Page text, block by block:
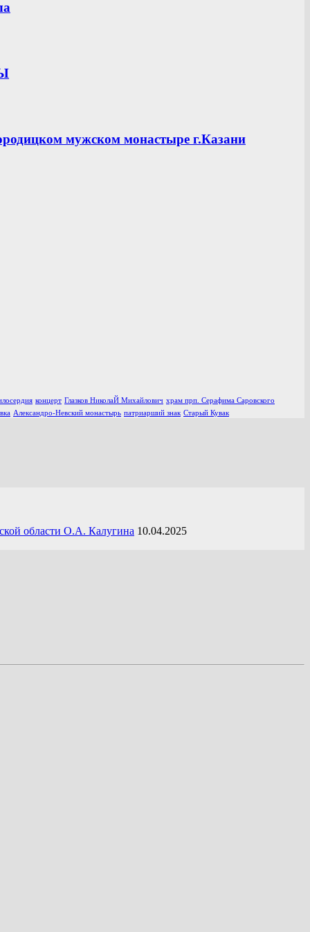
мужском монастыре г.Казани
концерт Глазков НиколаЙ Михайлович храм прп. Серафима Саровского
Александро-Невский монастырь патриарший знак Старый Кувак
области О.А. Калугина 10.04.2025